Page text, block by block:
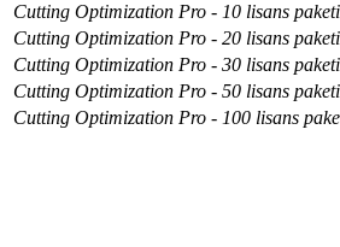
Cutting Optimization Pro - 10 lisans paketi
Cutting Optimization Pro - 20 lisans paketi
Cutting Optimization Pro - 30 lisans paketi
Cutting Optimization Pro - 50 lisans paketi
Cutting Optimization Pro - 100 lisans